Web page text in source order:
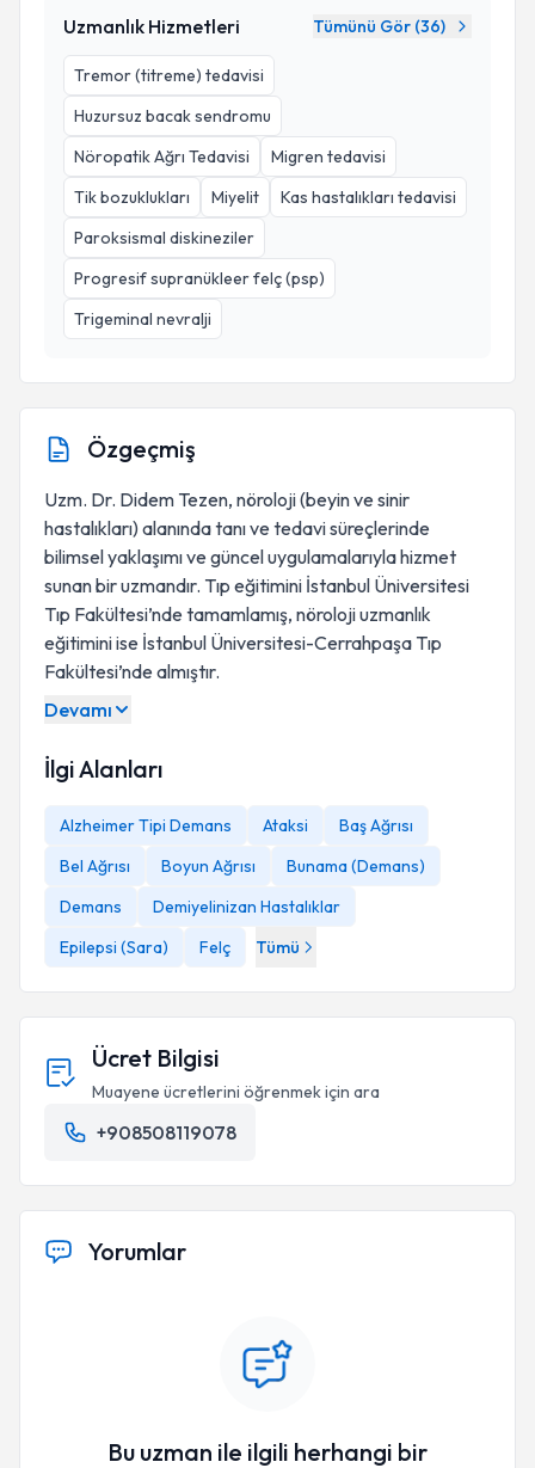
Uzmanlık Hizmetleri Tümünü Gör (36)
Tremor (titreme) tedavisi
Huzursuz bacak sendromu
Nöropatik Ağrı Tedavisi
Migren tedavisi
Tik bozuklukları
Miyelit
Kas hastalıkları tedavisi
Paroksismal diskineziler
Progresif supranükleer felç (psp)
Trigeminal nevralji
Özgeçmiş
Uzm. Dr. Didem Tezen, nöroloji (beyin ve sinir
hastalıkları) alanında tanı ve tedavi süreçlerinde
bilimsel yaklaşımı ve güncel uygulamalarıyla hizmet
sunan bir uzmandır. Tıp eğitimini İstanbul Üniversitesi
Tıp Fakültesi’nde tamamlamış, nöroloji uzmanlık
eğitimini ise İstanbul Üniversitesi-Cerrahpaşa Tıp
Fakültesi’nde almıştır.
Devamı
İlgi Alanları
Alzheimer Tipi Demans Ataksi
Baş Ağrısı
Bel Ağrısı
Boyun Ağrısı
Bunama (Demans)
Demans
Demiyelinizan Hastalıklar
Epilepsi (Sara)
Felç Tümü
Ücret Bilgisi
Muayene ücretlerini öğrenmek için ara
+908508119078
Yorumlar
Bu uzman ile ilgili herhangi bir